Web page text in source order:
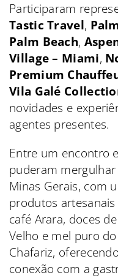
Participaram
Tastic Travel,
Palm Beach,
Village – Miami,
Premium
Vila Galé
novidades e
agentes presentes.
Entre um encontro
puderam
Minas Gerais, com
produtos
café Arara, doces
Velho e mel puro
Chafariz,
conexão com a